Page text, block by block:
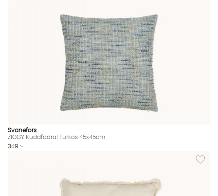
Svanefors
ZIGGY Kuddfodral Turkos 45x45cm
349 :-
Lägg